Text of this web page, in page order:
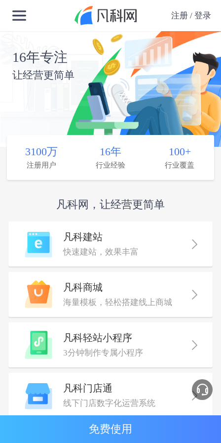
注册 / 登录
16年专注
让经营更简单
3100万
注册用户
16年
行业经验
100+
行业覆盖
凡科网，让经营更简单
凡科建站
快速建站，效果丰富
凡科商城
海量模板，轻松搭建线上商城
凡科轻站小程序
3分钟制作专属小程序
凡科门店通
线下门店数字化运营系统
免费使用